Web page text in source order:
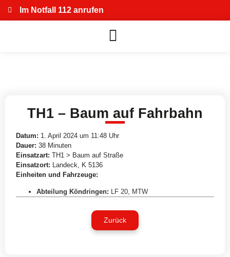
Im Notfall 112 anrufen
TH1 – Baum auf Fahrbahn
Datum: 1. April 2024 um 11:48 Uhr
Dauer: 38 Minuten
Einsatzart: TH1 > Baum auf Straße
Einsatzort: Landeck, K 5136
Einheiten und Fahrzeuge:
Abteilung Köndringen: LF 20, MTW
Zurück